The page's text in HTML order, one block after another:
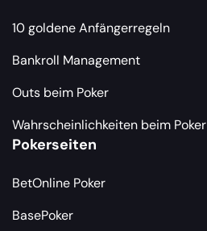
10 goldene Anfängerregeln
Bankroll Management
Outs beim Poker
Wahrscheinlichkeiten beim Poker
Pokerseiten
BetOnline Poker
BasePoker